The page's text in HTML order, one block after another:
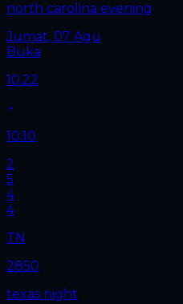
north carolina evening
Jumat, 07 Agu
Buka
10.22
10.10
2
5
4
4
TN
2850
texas night